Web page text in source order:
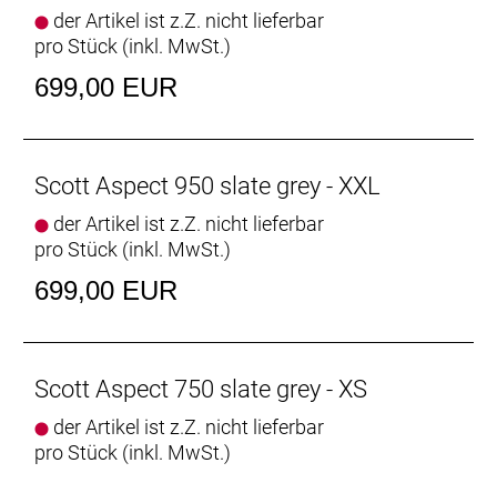
der Artikel ist z.Z. nicht lieferbar
pro Stück (inkl. MwSt.)
699,00 EUR
Scott Aspect 950 slate grey - XXL
der Artikel ist z.Z. nicht lieferbar
pro Stück (inkl. MwSt.)
699,00 EUR
Scott Aspect 750 slate grey - XS
der Artikel ist z.Z. nicht lieferbar
pro Stück (inkl. MwSt.)